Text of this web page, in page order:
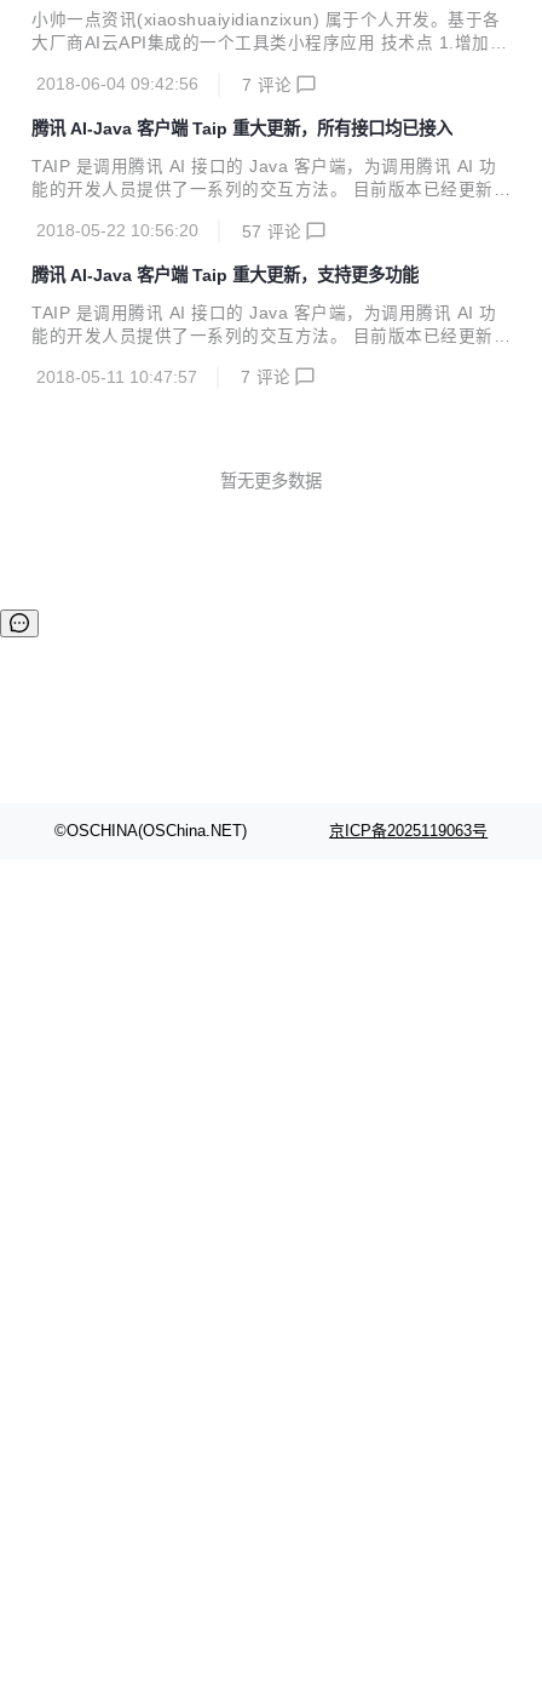
Y = "你的 Api Key"; public static void main(String[...
小帅一点资讯(xiaoshuaiyidianzixun) 属于个人开发。基于各
大厂商AI云API集成的一个工具类小程序应用 技术点 1.增加了
了人脸对比。上传2张不同的面部图片。即可分析2张图片之间
e.com/xshuai/codes/7vq4n38grhkb6p1c9ix2t32
2018-06-04 09:42:56 7 评论
腾讯 AI-Java 客户端 Taip 重大更新，所有接口均已接入
TAIP 是调用腾讯 AI 接口的 Java 客户端，为调用腾讯 AI 功
能的开发人员提供了一系列的交互方法。 目前版本已经更新至
aven引入 <dependency> <groupId>cn.xsshome</grou
ersion> </dependency> 新特性 语音识别模块新增长语音识
别 全部特性 【face人脸识别】 人脸检测与分析、多人脸检
测、人脸对比、跨年龄人脸识别、...
2018-05-22 10:56:20 57 评论
腾讯 AI-Java 客户端 Taip 重大更新，支持更多功能
TAIP 是调用腾讯 AI 接口的 Java 客户端，为调用腾讯 AI 功
能的开发人员提供了一系列的交互方法。 目前版本已经更新至
特性 人脸识别（个体管理、信息管理）、图片特效接口服务调
信息、获取组列表、获取个体列表、获取人脸列表、获取人脸
2018-05-11 10:47:57 7 评论
暂无更多数据
©OSCHINA(OSChina.NET) 京ICP备2025119063号